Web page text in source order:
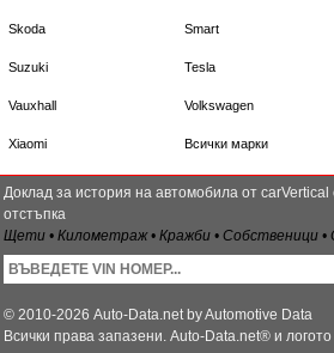
Skoda Smart
Suzuki Tesla
Vauxhall Volkswagen
Xiaomi Всички марки
Доклад за история на автомобила от
отстъпка
Щети • Километраж • Кражби • Собственици •
© 2010-2026 Auto-Data.net by Automotive Data
Всички права запазени. Auto-Data.net® и